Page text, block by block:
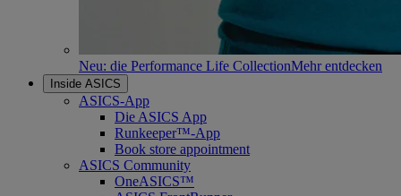
Neu: die Performance Life CollectionMehr entdecken
Inside ASICS
ASICS-App
Die ASICS App
Runkeeper™-App
Book store appointment
ASICS Community
OneASICS™